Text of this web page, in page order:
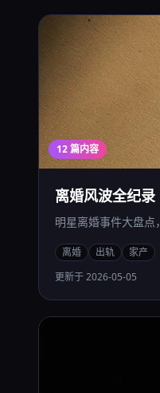
12 篇内容
离婚风波全纪录
明星离婚事件大盘
离婚 出轨
家产
更新于 2026-05-05